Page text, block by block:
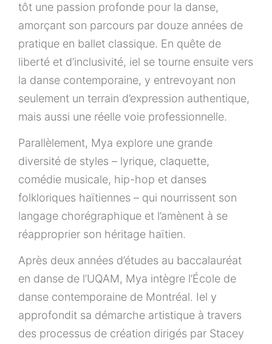
tôt une passion profonde pour la danse,
amorçant son parcours par douze années de
pratique en ballet classique. En quête de
liberté et d’inclusivité, iel se tourne ensuite vers
la danse contemporaine, y entrevoyant non
seulement un terrain d’expression authentique,
mais aussi une réelle voie professionnelle.
Parallèlement, Mya explore une grande
diversité de styles – lyrique, claquette,
comédie musicale, hip-hop et danses
folkloriques haïtiennes – qui nourrissent son
langage chorégraphique et l’amènent à se
réapproprier son héritage haïtien.
Après deux années d’études au baccalauréat
en danse de l’UQAM, Mya intègre l’École de
danse contemporaine de Montréal. Iel y
approfondit sa démarche artistique à travers
des processus de création dirigés par Stacey